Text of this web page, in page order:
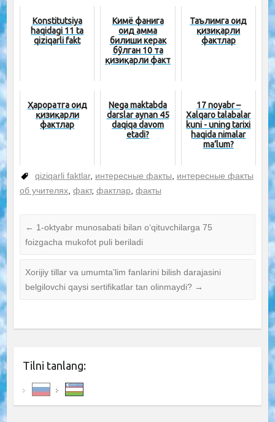
Konstitutsiya
haqidagi 11 ta
qiziqarli fakt
Кимё фанига
оид ҳамма
билиши керак
бўлган 10 та
қизиқарли факт
Таълимга оид
қизиқарли
фактлар
Ҳароратга оид
қизиқарли
фактлар
Nega maktabda
darslar aynan 45
daqiqa davom
etadi?
17 noyabr –
Xalqaro talabalar
kuni - uning tarixi
haqida nimalar
ma’lum?
qiziqarli faktlar, интересные факты, интересные факты
об учителях, факт, фактлар, факты
← 1-oktyabr munosabati bilan o‘qituvchilarga 75
foizgacha mukofot puli beriladi
Xorijiy tillar va umumtaʼlim fanlarini bilish darajasini
belgilovchi qaysi sertifikatlar tan olinmaydi? →
Tilni tanlang: